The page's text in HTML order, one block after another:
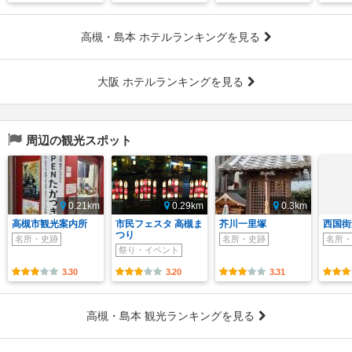
高槻・島本 ホテルランキングを見る
大阪 ホテルランキングを見る
周辺の観光スポット
0.21km
高槻市観光案内所
名所・史跡
3.30
0.29km
市民フェスタ 高槻ま
つり
祭り・イベント
3.20
0.3km
芥川一里塚
名所・史跡
3.31
西国
名所
高槻・島本 観光ランキングを見る